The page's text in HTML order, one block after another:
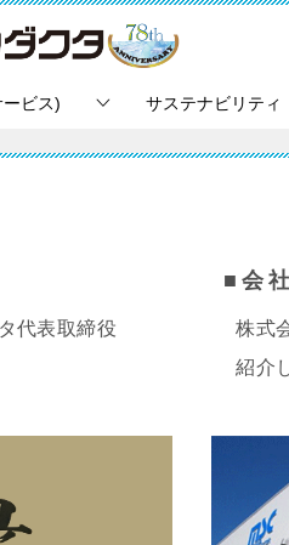
ビス) サステナビリティ
代表取締役
■会
株式
紹介